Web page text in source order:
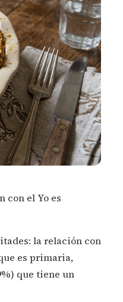
con el Yo es
la relación con
es primaria,
que tiene un